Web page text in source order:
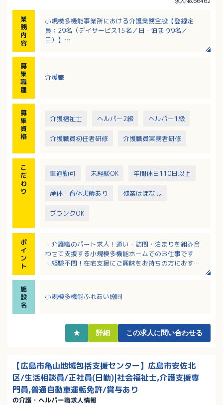
業
務
内
容
小規模多機能事業所における介護業務全般【登録定
員：29名（デイサービス15名／日・泊まり9名／
日）】
・送迎
募
集
職
種
介護職
募
集
資
格
介護福祉士 ヘルパー2級 ヘルパー1級
介護職員初任者研修 介護職員実務者研修
こ
だ
わ
り
車通勤可 未経験OK 年間休日110日以上
産休・育休実績あり 残業ほぼなし
ブランクOK
ポ
イ
ン
ト
・介護職のパート求人！通い・訪問・泊まりを組み合
わせて支援する小規模多機能ホームでのお仕事です
・経験不問！在宅支援にご興味をお持ちの方におすす
施
設
名
小規模多機能ふれあい協同
★ 詳細 この求人に問い合わせる
【広島市亀山地域包括支援センター】広島市安佐北
区/生活相談員/正社員(日勤)|社会福祉士,介護支援専
門員,普通自動車運転免許/賞与あり
の介護・ヘルパー職求人情報